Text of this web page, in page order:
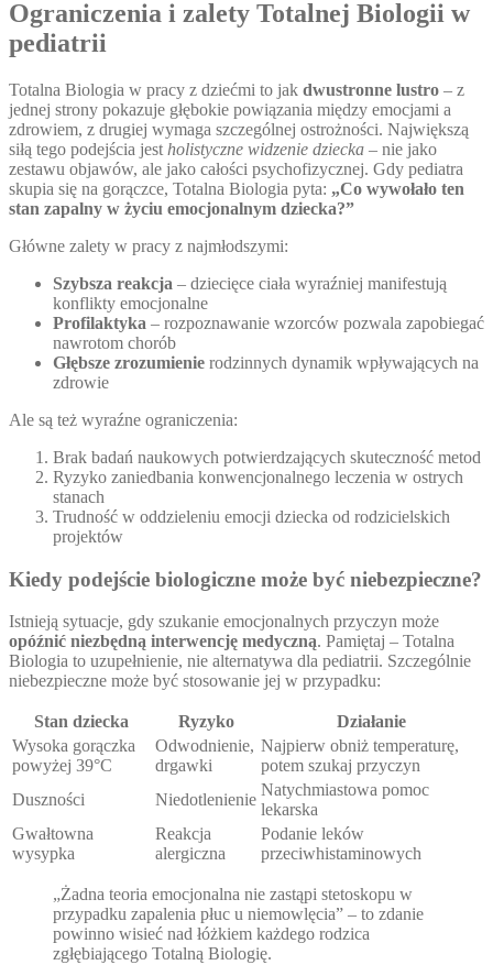
Ograniczenia i zalety Totalnej Biologii w
pediatrii
Totalna Biologia w pracy z dziećmi to jak dwustronne lustro – z
jednej strony pokazuje głębokie powiązania między emocjami a
zdrowiem, z drugiej wymaga szczególnej ostrożności. Największą
siłą tego podejścia jest holistyczne widzenie dziecka – nie jako
zestawu objawów, ale jako całości psychofizycznej. Gdy pediatra
skupia się na gorączce, Totalna Biologia pyta: „Co wywołało ten
stan zapalny w życiu emocjonalnym dziecka?”
Główne zalety w pracy z najmłodszymi:
Szybsza reakcja – dziecięce ciała wyraźniej manifestują
konflikty emocjonalne
Profilaktyka – rozpoznawanie wzorców pozwala zapobiegać
nawrotom chorób
Głębsze zrozumienie rodzinnych dynamik wpływających na
zdrowie
Ale są też wyraźne ograniczenia:
Brak badań naukowych potwierdzających skuteczność metod
Ryzyko zaniedbania konwencjonalnego leczenia w ostrych
stanach
Trudność w oddzieleniu emocji dziecka od rodzicielskich
projektów
Kiedy podejście biologiczne może być niebezpieczne?
Istnieją sytuacje, gdy szukanie emocjonalnych przyczyn może
opóźnić niezbędną interwencję medyczną. Pamiętaj – Totalna
Biologia to uzupełnienie, nie alternatywa dla pediatrii. Szczególnie
niebezpieczne może być stosowanie jej w przypadku:
Stan dziecka Ryzyko
Działanie
Wysoka gorączka
powyżej 39°C
Odwodnienie,
drgawki
Najpierw obniż temperaturę,
potem szukaj przyczyn
Duszności
Niedotlenienie
Natychmiastowa pomoc
lekarska
Gwałtowna
wysypka
Reakcja
alergiczna
Podanie leków
przeciwhistaminowych
„Żadna teoria emocjonalna nie zastąpi stetoskopu w
przypadku zapalenia płuc u niemowlęcia” – to zdanie
powinno wisieć nad łóżkiem każdego rodzica
zgłębiającego Totalną Biologię.